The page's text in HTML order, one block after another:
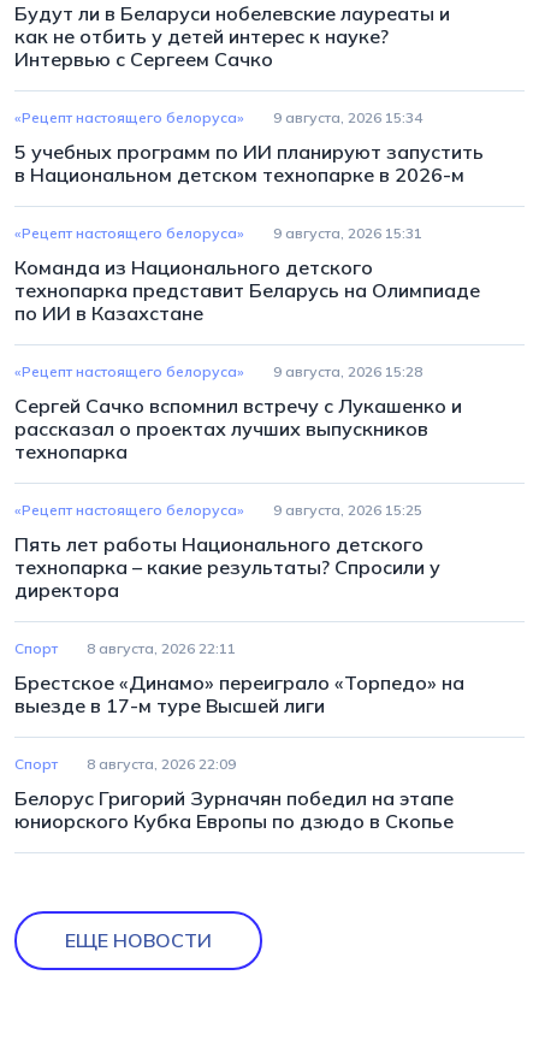
Будут ли в Беларуси нобелевские лауреаты и
как не отбить у детей интерес к науке?
Интервью с Сергеем Сачко
«Рецепт настоящего белоруса» 9 августа, 2026 15:34
5 учебных программ по ИИ планируют запустить
в Национальном детском технопарке в 2026-м
«Рецепт настоящего белоруса» 9 августа, 2026 15:31
Команда из Национального детского
технопарка представит Беларусь на Олимпиаде
по ИИ в Казахстане
«Рецепт настоящего белоруса» 9 августа, 2026 15:28
Сергей Сачко вспомнил встречу с Лукашенко и
рассказал о проектах лучших выпускников
технопарка
«Рецепт настоящего белоруса» 9 августа, 2026 15:25
Пять лет работы Национального детского
технопарка – какие результаты? Спросили у
директора
Спорт 8 августа, 2026 22:11
Брестское «Динамо» переиграло «Торпедо» на
выезде в 17-м туре Высшей лиги
Спорт 8 августа, 2026 22:09
Белорус Григорий Зурначян победил на этапе
юниорского Кубка Европы по дзюдо в Скопье
ЕЩЕ НОВОСТИ